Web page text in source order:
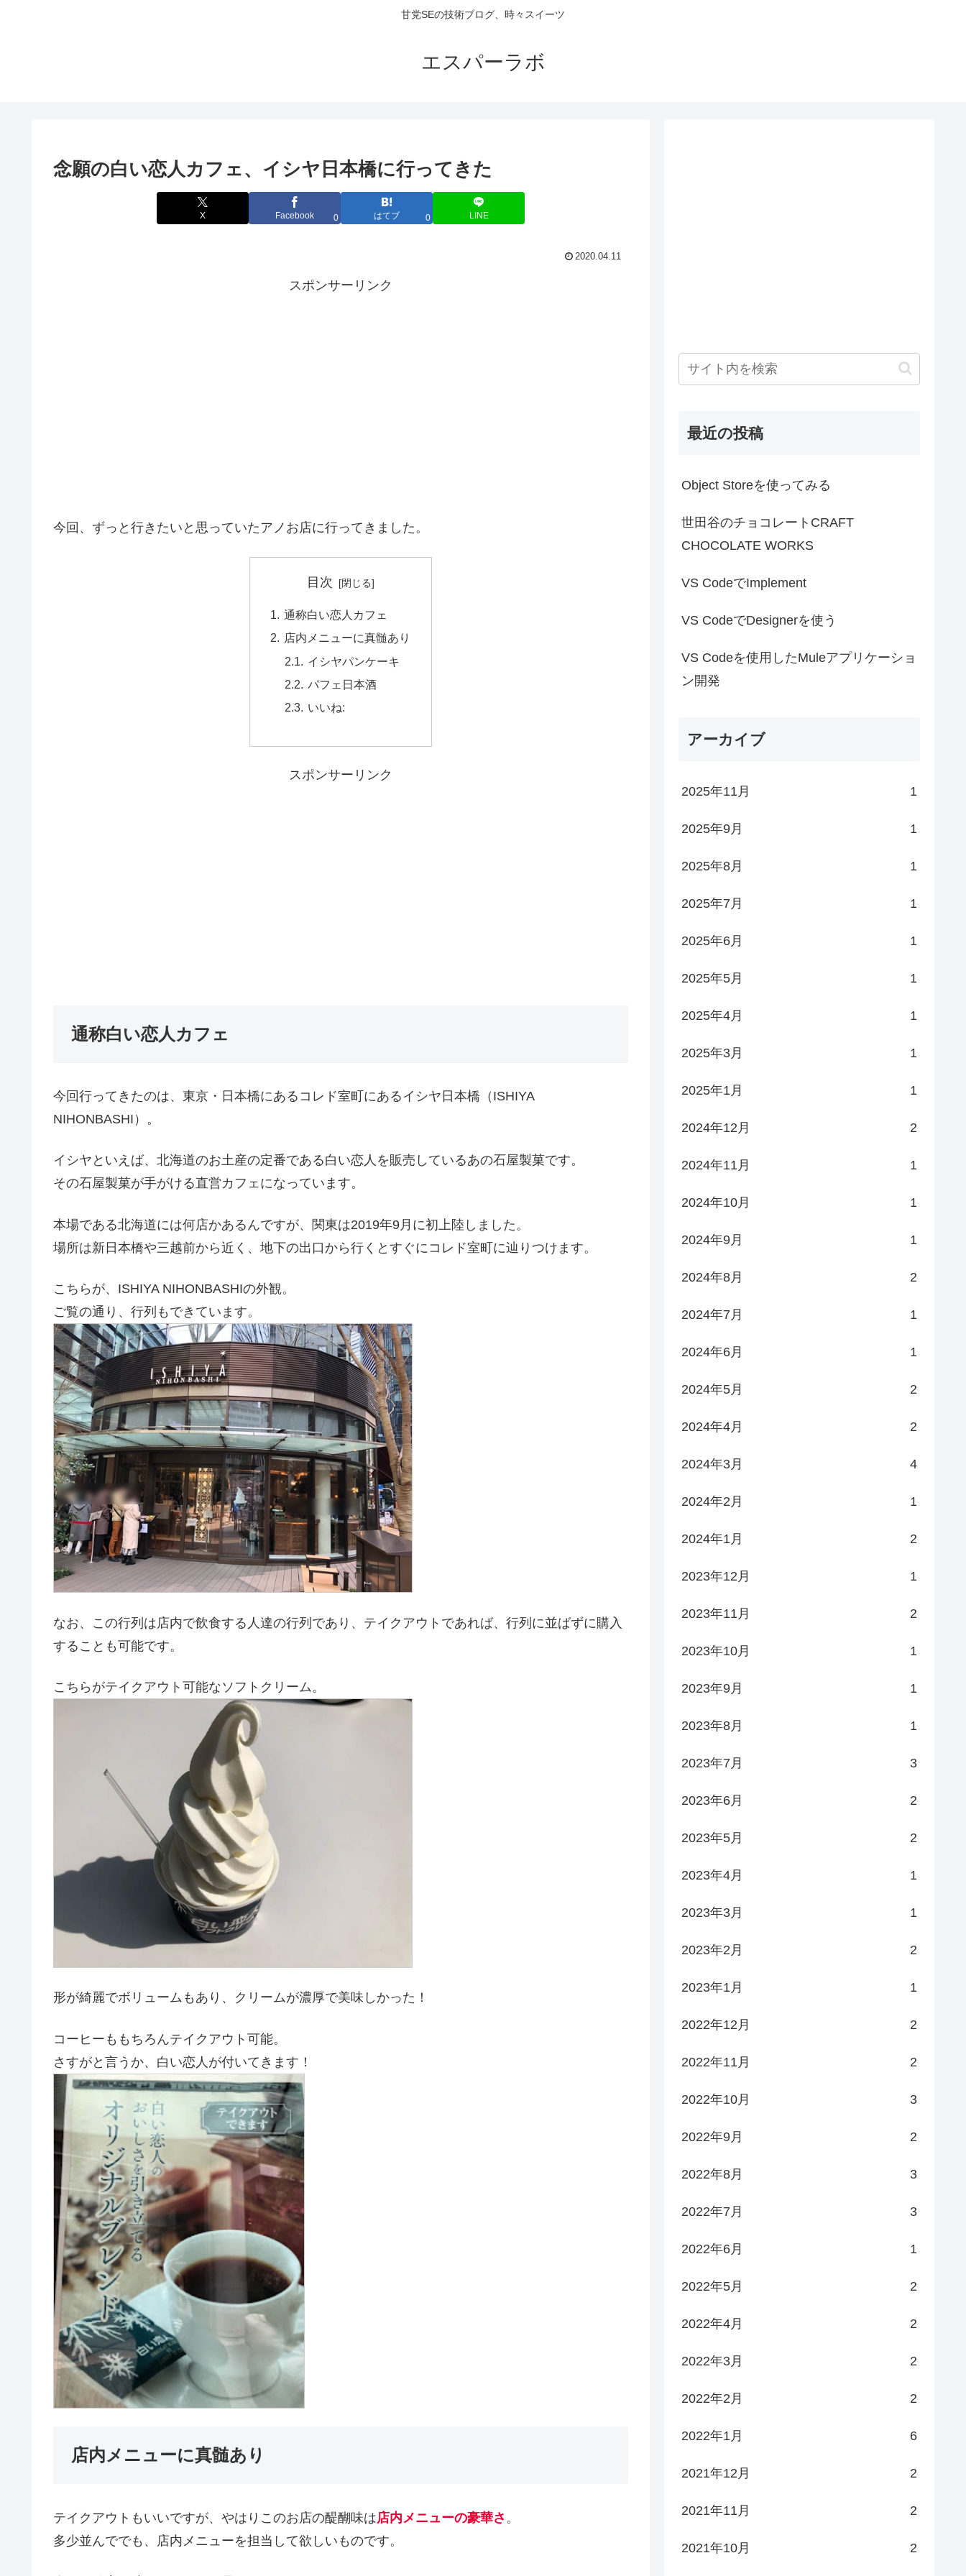
甘党SEの技術ブログ、時々スイーツ
エスパーラボ
念願の白い恋人カフェ、イシヤ日本橋に行ってきた
X Facebook 0 はてブ 0 LINE
2020.04.11
スポンサーリンク
今回、ずっと行きたいと思っていたアノお店に行ってきました。
目次
通称白い恋人カフェ
店内メニューに真髄あり
イシヤパンケーキ
パフェ日本酒
いいね:
スポンサーリンク
通称白い恋人カフェ
今回行ってきたのは、東京・日本橋にあるコレド室町にあるイシヤ日本橋（ISHIYA
NIHONBASHI）。
イシヤといえば、北海道のお土産の定番である白い恋人を販売しているあの石屋製菓です。
その石屋製菓が手がける直営カフェになっています。
本場である北海道には何店かあるんですが、関東は2019年9月に初上陸しました。
場所は新日本橋や三越前から近く、地下の出口から行くとすぐにコレド室町に辿りつけます。
こちらが、ISHIYA NIHONBASHIの外観。
ご覧の通り、行列もできています。
なお、この行列は店内で飲食する人達の行列であり、テイクアウトであれば、行列に並ばずに購入
することも可能です。
こちらがテイクアウト可能なソフトクリーム。
形が綺麗でボリュームもあり、クリームが濃厚で美味しかった！
コーヒーももちろんテイクアウト可能。
さすがと言うか、白い恋人が付いてきます！
店内メニューに真髄あり
テイクアウトもいいですが、やはりこのお店の醍醐味は店内メニューの豪華さ 。
多少並んででも、店内メニューを担当して欲しいものです。
最近の投稿
Object Storeを使ってみる
世田谷のチョコレートCRAFT
CHOCOLATE WORKS
VS CodeでImplement
VS CodeでDesignerを使う
VS Codeを使用したMuleアプリケーショ
ン開発
アーカイブ
2025年11月 1
2025年9月 1
2025年8月 1
2025年7月 1
2025年6月 1
2025年5月 1
2025年4月 1
2025年3月 1
2025年1月 1
2024年12月 2
2024年11月 1
2024年10月 1
2024年9月 1
2024年8月 2
2024年7月 1
2024年6月 1
2024年5月 2
2024年4月 2
2024年3月 4
2024年2月 1
2024年1月 2
2023年12月 1
2023年11月 2
2023年10月 1
2023年9月 1
2023年8月 1
2023年7月 3
2023年6月 2
2023年5月 2
2023年4月 1
2023年3月 1
2023年2月 2
2023年1月 1
2022年12月 2
2022年11月 2
2022年10月 3
2022年9月 2
2022年8月 3
2022年7月 3
2022年6月 1
2022年5月 2
2022年4月 2
2022年3月 2
2022年2月 2
2022年1月 6
2021年12月 2
2021年11月 2
2021年10月 2